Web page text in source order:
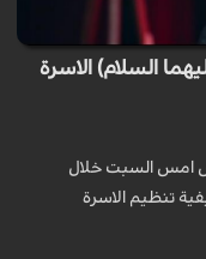
السلام) الاسرة
امس السبت خلال
تنظيم الاسرة